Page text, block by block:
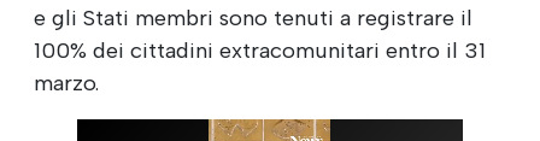
e gli Stati membri sono tenuti a registrare il
100% dei cittadini extracomunitari entro il 31
marzo.